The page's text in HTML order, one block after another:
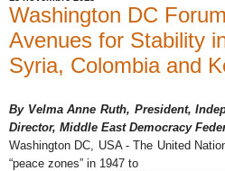
Washington DC
Avenues for Stability
Syria, Colombia and
By Velma Anne Ruth, President,
Director, Middle East Democracy
Washington DC, USA - The United
“peace zones” in 1947 to